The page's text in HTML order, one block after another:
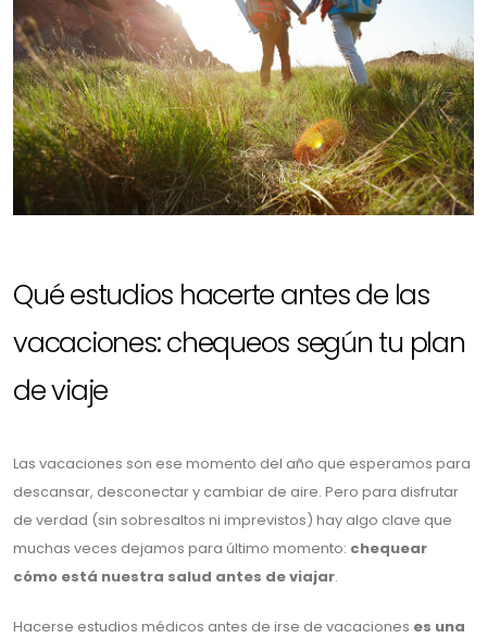
Qué estudios hacerte antes de las
vacaciones: chequeos según tu plan
de viaje
Las vacaciones son ese momento del año que esperamos para
descansar, desconectar y cambiar de aire. Pero para disfrutar
de verdad (sin sobresaltos ni imprevistos) hay algo clave que
muchas veces dejamos para último momento: chequear
cómo está nuestra salud antes de viajar.
Hacerse estudios médicos antes de irse de vacaciones es una